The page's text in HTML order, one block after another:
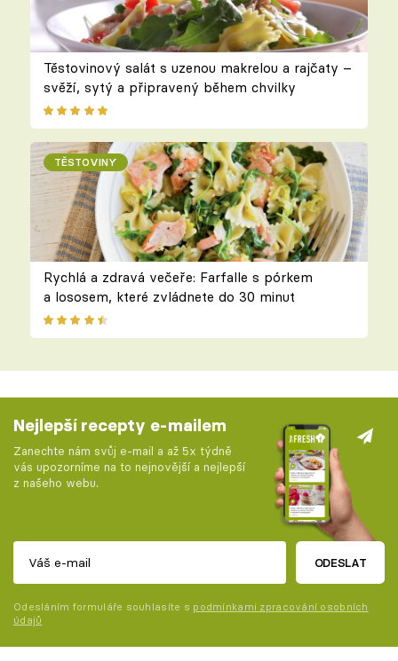
Těstovinový salát s uzenou makrelou a rajčaty –
svěží, sytý a připravený během chvilky
TĚSTOVINY
Rychlá a zdravá večeře: Farfalle s pórkem
a lososem, které zvládnete do 30 minut
Nejlepší recepty e-mailem
Zanechte nám svůj e-mail a až 5x týdně
vás upozorníme na to nejnovější a nejlepší
z našeho webu.
ODESLAT
Odesláním formuláře souhlasíte s podmínkami zpracování osobních
údajů